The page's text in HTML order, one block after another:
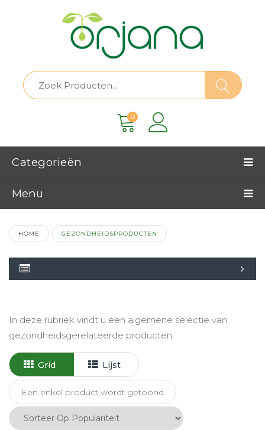
0
Categorieën
Menu
HOME GEZONDHEIDSPRODUCTEN
In deze rubriek vindt u een algemene selectie van
gezondheidsgerelateerde producten.
Grid Lijst
Een enkel product wordt getoond